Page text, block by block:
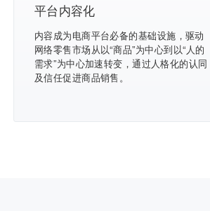
平台内容化
内容成为电商平台必备的基础设施，驱动
网络零售市场从以“商品”为中心到以“人的
需求”为中心加速转变，通过人格化的认同
及信任促进商品销售。